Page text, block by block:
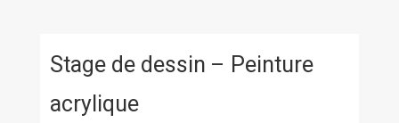
Stage de dessin – Peinture
acrylique